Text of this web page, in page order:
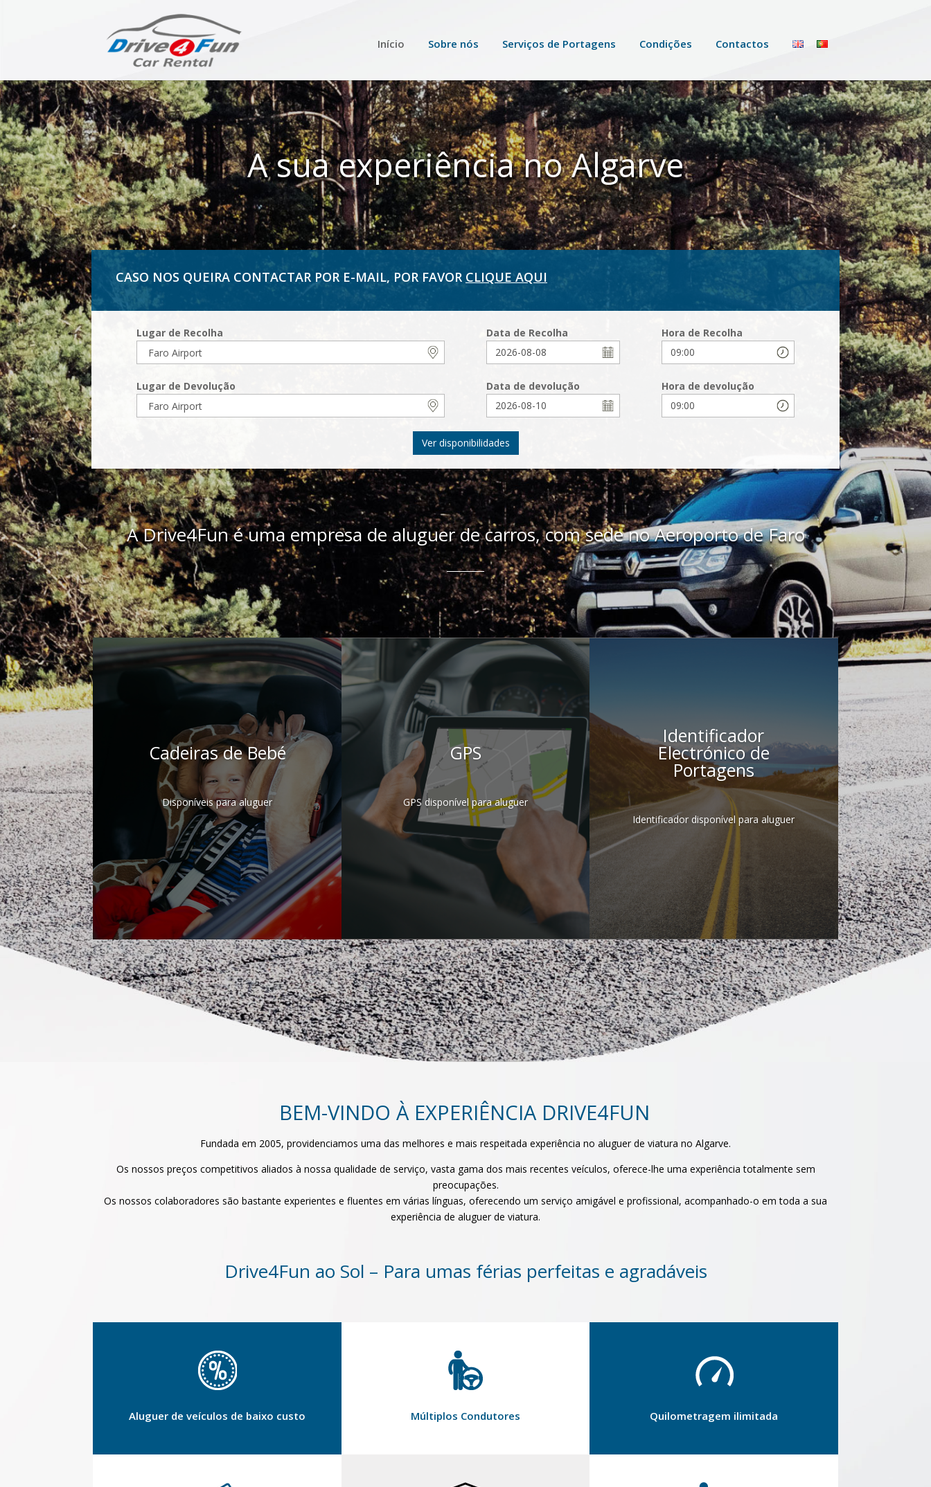
Início Sobre nós Serviços de Portagens Condições Contactos
A sua experiência no Algarve
CASO NOS QUEIRA CONTACTAR POR E-MAIL, POR FAVOR CLIQUE AQUI
Lugar de Recolha Data de Recolha Hora de Recolha
Lugar de Devolução Data de devolução Hora de devolução
Ver disponibilidades
A Drive4Fun é uma empresa de aluguer de carros, com sede no Aeroporto de Faro
Cadeiras de Bebé
Disponíveis para aluguer
GPS
GPS disponível para aluguer
Identificador
Electrónico de
Portagens
Identificador disponível para aluguer
BEM-VINDO À EXPERIÊNCIA DRIVE4FUN
Fundada em 2005, providenciamos uma das melhores e mais respeitada experiência no aluguer de viatura no Algarve.
Os nossos preços competitivos aliados à nossa qualidade de serviço, vasta gama dos mais recentes veículos, oferece-lhe uma experiência totalmente sem
preocupações.
Os nossos colaboradores são bastante experientes e fluentes em várias línguas, oferecendo um serviço amigável e profissional, acompanhado-o em toda a sua
experiência de aluguer de viatura.
Drive4Fun ao Sol – Para umas férias perfeitas e agradáveis
Aluguer de veículos de baixo custo Múltiplos Condutores Quilometragem ilimitada